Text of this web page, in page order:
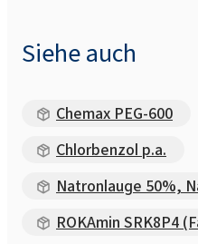
Siehe auch
Chemax PEG-600
Chlorbenzol p.a.
Natronlauge 50%,
ROKAmin SRK8P4